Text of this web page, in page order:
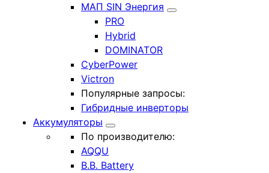
МАП SIN Энергия
PRO
Hybrid
DOMINATOR
CyberPower
Victron
Популярные запросы:
Гибридные инверторы
Аккумуляторы
По производителю:
AQQU
B.B. Battery